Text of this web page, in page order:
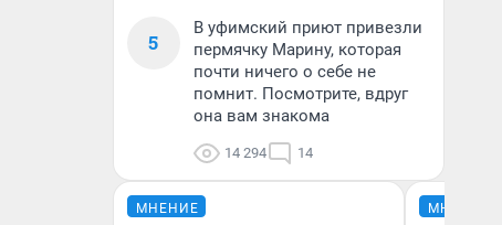
5
В уфимский приют привезли
пермячку Марину, которая
почти ничего о себе не
помнит. Посмотрите, вдруг
она вам знакома
14 294 14
МНЕНИЕ МНЕНИЕ